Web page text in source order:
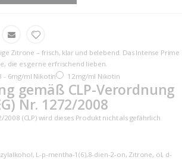
Zitrone – frisch, klar und belebend. Das Intense Prime
die es gerne erfrischend lieben.
- 6mg/ml Nikotin 12mg/ml Nikotin
gemäß CLP-Verordnung
Nr. 1272/2008
(CLP) wird dieses Produkt nicht als gefährlich
L-p-mentha-1(6),8-dien-2-on, Zitrone, öl, d-